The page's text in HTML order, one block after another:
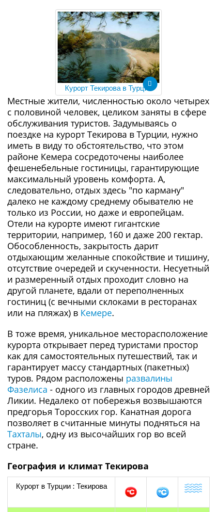
Курорт Текирова в Турции
Местные жители, численностью около четырех
с половиной человек, целиком заняты в сфере
обслуживания туристов. Задумываясь о
поездке на курорт Текирова в Турции, нужно
иметь в виду то обстоятельство, что этом
районе Кемера сосредоточены наиболее
фешенебельные гостиницы, гарантирующие
максимальный уровень комфорта. А,
следовательно, отдых здесь "по карману"
далеко не каждому среднему обывателю не
только из России, но даже и европейцам.
Отели на курорте имеют гигантские
территории, например, 160 и даже 200 гектар.
Обособленность, закрытость дарит
отдыхающим желанные спокойствие и тишину,
отсутствие очередей и скученности. Несуетный
и размеренный отдых проходит словно на
другой планете, вдали от переполненных
гостиниц (с вечными склоками в ресторанах
или на пляжах) в Кемере.
В тоже время, уникальное месторасположение
курорта открывает перед туристами простор
как для самостоятельных путешествий, так и
гарантирует массу стандартных (пакетных)
туров. Рядом расположены развалины
Фазелиса - одного из главных городов древней
Ликии. Недалеко от побережья возвышаются
предгорья Торосских гор. Канатная дорога
позволяет в считанные минуты подняться на
Тахталы, одну из высочайших гор во всей
стране.
География и климат Текирова
Курорт в Турции : Текирова